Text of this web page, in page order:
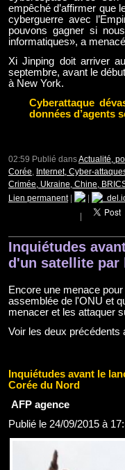
empêché d’affirmer que
cyberguerre avec
pouvons gagner si
informatiques», a
Xi Jinping doit arriver
septembre, avant le
à New York.
Cyberattaque
données d’agents
02:59 Publié dansActualité,
Corée, Internet, Cyber-
Crimée, Ukraine, Chine,
Lien permanent|
Inquiétudes
d'un satellite par
Encore une menace
assemblée de l'ONU et
menacer et les attaquer
Voir les deux précédents
Inquiétudes avant le
Corée du Nord
AFP agence
Publié le 24/09/2015 à